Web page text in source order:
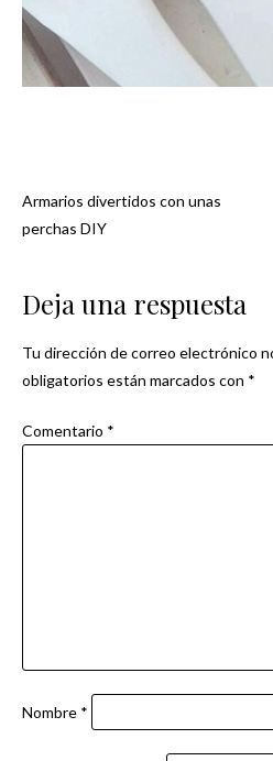
Navegación
Armarios divertidos con unas
perchas DIY
Deja una respuesta
Tu dirección de correo electrónico
obligatorios están marcados con *
Comentario *
Nombre *